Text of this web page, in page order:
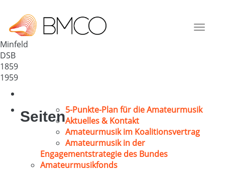
Toggle
Deutschland
76872
Minfeld
DSB
1859
1959
Seiten5-Punkte-Plan für die Amateurmusik
Aktuelles & Kontakt
Amateurmusik im Koalitionsvertrag
Amateurmusik in der
Engagementstrategie des Bundes
Amateurmusikfonds